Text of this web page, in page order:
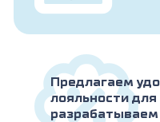
Предлагаем
лояльности